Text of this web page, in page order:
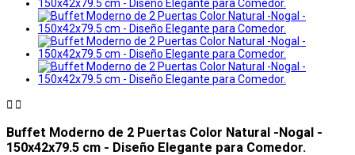
 
Buffet Moderno de 2 Puertas Color Natural -Nogal -
150x42x79.5 cm - Diseño Elegante para Comedor.